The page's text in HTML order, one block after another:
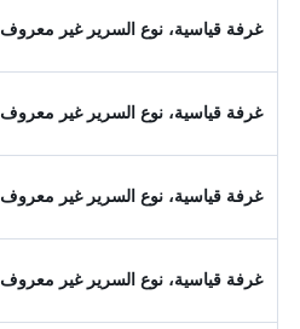
غرفة قياسية، نوع السرير غير معروف
غرفة قياسية، نوع السرير غير معروف
غرفة قياسية، نوع السرير غير معروف
غرفة قياسية، نوع السرير غير معروف